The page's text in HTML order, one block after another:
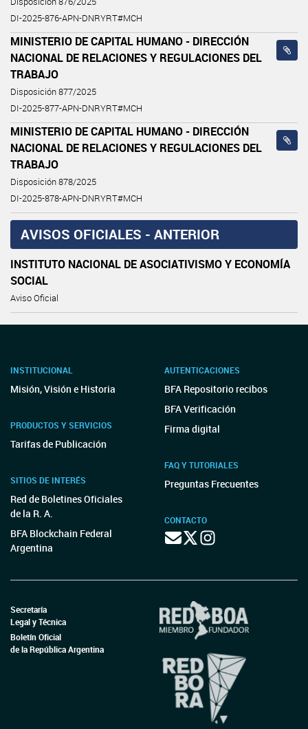
DI-2025-876-APN-DNRYRT#MCH
MINISTERIO DE CAPITAL HUMANO - DIRECCIÓN
NACIONAL DE RELACIONES Y REGULACIONES DEL
TRABAJO
Disposición 877/2025
DI-2025-877-APN-DNRYRT#MCH
MINISTERIO DE CAPITAL HUMANO - DIRECCIÓN
NACIONAL DE RELACIONES Y REGULACIONES DEL
TRABAJO
Disposición 878/2025
DI-2025-878-APN-DNRYRT#MCH
AVISOS OFICIALES - ANTERIOR
INSTITUTO NACIONAL DE ASOCIATIVISMO Y ECONOMÍA
SOCIAL
Aviso Oficial
INSTITUCIONAL
Misión, Visión e Historia
PRODUCTOS Y SERVICIOS
Tarifas de Publicación
SITIOS DE INTERÉS
Red de Boletines Oficiales
de la R. A.
BFA Blockchain Federal
Argentina
AUTENTICACIONES
BFA Repositorio recibos
BFA Verificación
Firma digital
FAQ Y TUTORIALES
Preguntas Frecuentes
CONTACTO
Secretaría
Legal y Técnica
Boletín Oficial
de la República Argentina